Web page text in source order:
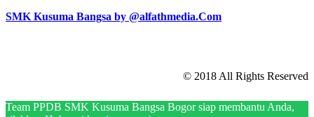
SMK Kusuma Bangsa by @alfathmedia.Com
© 2018 All Rights Reserved
Team PPDB SMK Kusuma Bangsa Bogor siap membantu Anda,